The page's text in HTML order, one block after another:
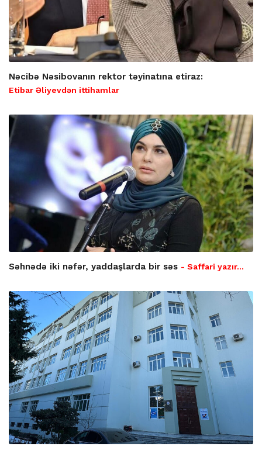
Nəcibə Nəsibovanın rektor təyinatına etiraz:
Etibar Əliyevdən ittihamlar
Səhnədə iki nəfər, yaddaşlarda bir səs - Saffari yazır…